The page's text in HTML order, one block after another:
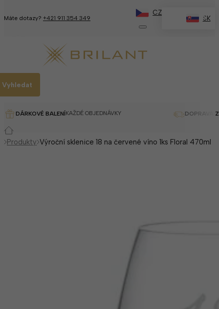
Máte dotazy? +421 911 354 349
CZ
SK
Vyhledat
DÁRKOVÉ BALENÍKAŽDÉ OBJEDNÁVKY DOPRAVA
Produkty Výroční sklenice 18 na červené víno 1ks Floral 470ml
✕